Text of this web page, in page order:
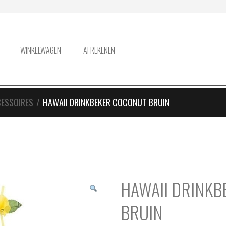
WINKELWAGEN AFREKENEN
/ HAWAII DRINKBEKER COCONUT BRUIN
HAWAII
BRUIN